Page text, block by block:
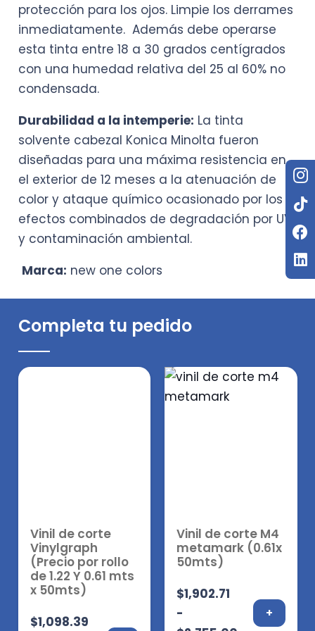
protección para los ojos. Limpie los derrames
inmediatamente. Además debe operarse
esta tinta entre 18 a 30 grados centígrados
con una humedad relativa del 25 al 60% no
condensada.
Durabilidad a la intemperie: La tinta
solvente cabezal Konica Minolta fueron
diseñadas para una máxima resistencia en
el exterior de 12 meses a la atenuación de
color y ataque químico ocasionado por los
efectos combinados de degradación por UV
y contaminación ambiental.
Marca: new one colors
Completa tu pedido
Vinil de corte M4
metamark (0.61x
50mts)
$1,902.71
-
Acrílico
(1.22×2.44 M)